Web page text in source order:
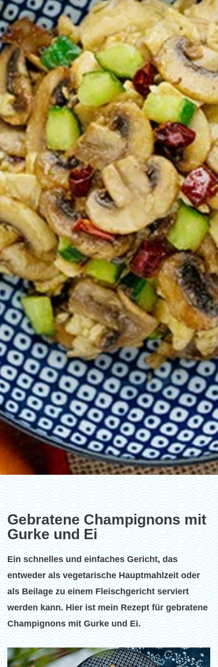
Gebratene Champignons mit
Gurke und Ei
Ein schnelles und einfaches Gericht, das
entweder als vegetarische Hauptmahlzeit oder
als Beilage zu einem Fleischgericht serviert
werden kann. Hier ist mein Rezept für gebratene
Champignons mit Gurke und Ei.